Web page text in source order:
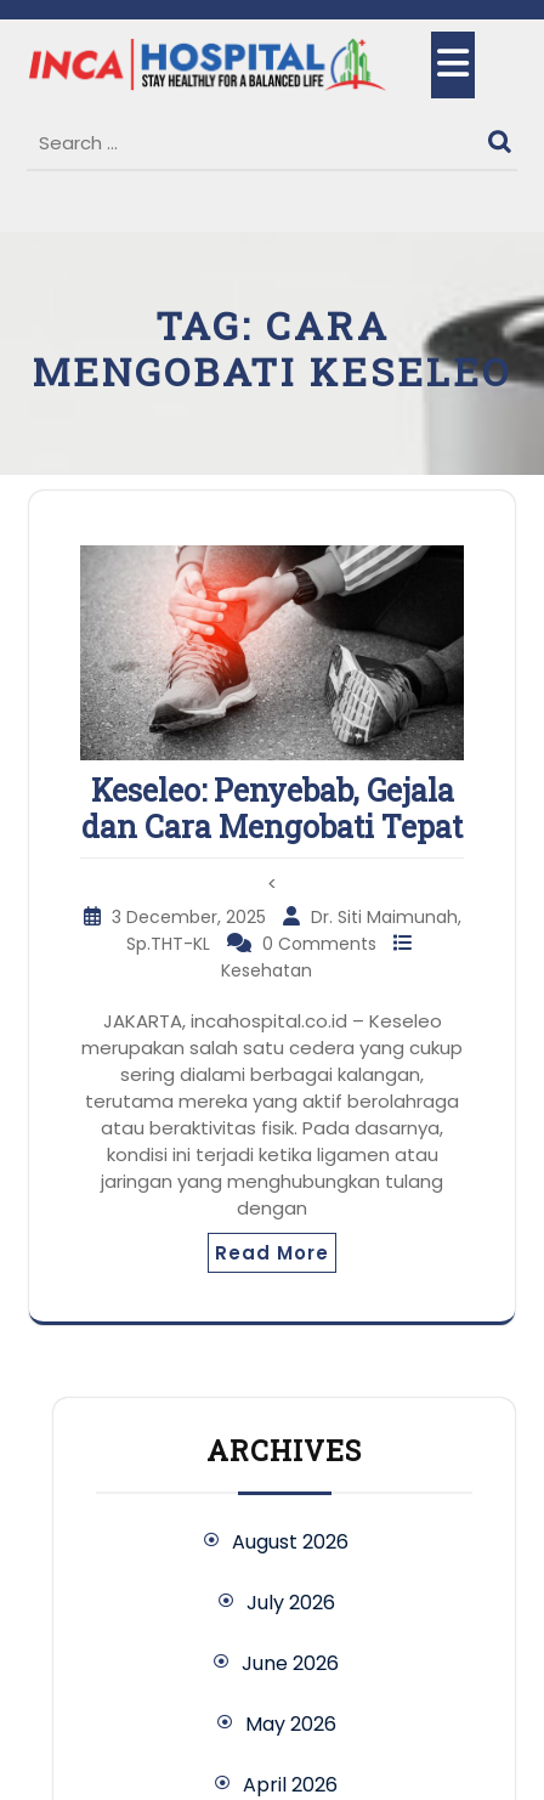
content
TAG: CARA
MENGOBATI KESELEO
Keseleo: Penyebab, Gejala
dan Cara Mengobati Tepat
<
3 December, 2025
Dr. Siti Maimunah,
Sp.THT-KL
0 Comments
Kesehatan
JAKARTA, incahospital.co.id – Keseleo
merupakan salah satu cedera yang cukup
sering dialami berbagai kalangan,
terutama mereka yang aktif berolahraga
atau beraktivitas fisik. Pada dasarnya,
kondisi ini terjadi ketika ligamen atau
jaringan yang menghubungkan tulang
dengan
Read More
ARCHIVES
August 2026
July 2026
June 2026
May 2026
April 2026